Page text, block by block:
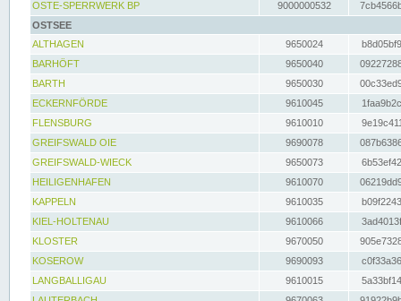
OSTE-SPERRWERK BP
9000000532
OSTSEE
ALTHAGEN
9650024
BARHÖFT
9650040
BARTH
9650030
ECKERNFÖRDE
9610045
FLENSBURG
9610010
GREIFSWALD OIE
9690078
GREIFSWALD-WIECK
9650073
HEILIGENHAFEN
9610070
KAPPELN
9610035
KIEL-HOLTENAU
9610066
KLOSTER
9670050
KOSEROW
9690093
LANGBALLIGAU
9610015